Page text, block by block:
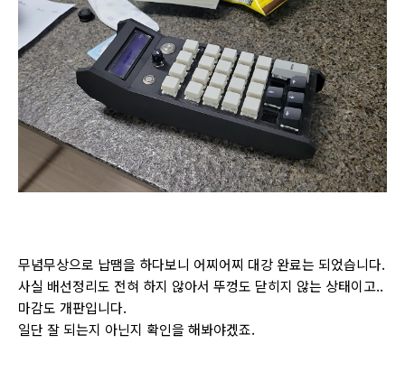
무념무상으로 납땜을 하다보니 어찌어찌 대강 완료는 되었습니다.
사실 배선정리도 전혀 하지 않아서 뚜껑도 닫히지 않는 상태이고..
마감도 개판입니다.
일단 잘 되는지 아닌지 확인을 해봐야겠죠.